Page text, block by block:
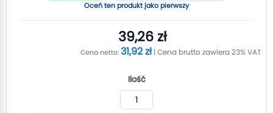
Oceń ten produkt jako pierwszy
39,26 zł
31,92 zł
Ilość